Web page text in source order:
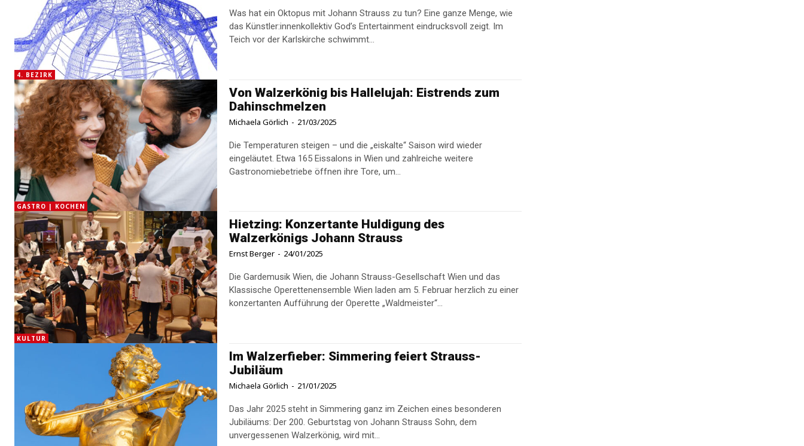
4. BEZIRK
Was hat ein Oktopus mit Johann Strauss zu tun? Eine ganze Menge, wie
das Künstler:innenkollektiv God’s Entertainment eindrucksvoll zeigt. Im
Teich vor der Karlskirche schwimmt...
GASTRO | KOCHEN
Von Walzerkönig bis Hallelujah: Eistrends zum
Dahinschmelzen
Michaela Görlich - 21/03/2025
Die Temperaturen steigen – und die „eiskalte“ Saison wird wieder
eingeläutet. Etwa 165 Eissalons in Wien und zahlreiche weitere
Gastronomiebetriebe öffnen ihre Tore, um...
KULTUR
Hietzing: Konzertante Huldigung des
Walzerkönigs Johann Strauss
Ernst Berger - 24/01/2025
Die Gardemusik Wien, die Johann Strauss-Gesellschaft Wien und das
Klassische Operettenensemble Wien laden am 5. Februar herzlich zu einer
konzertanten Aufführung der Operette „Waldmeister“...
Im Walzerfieber: Simmering feiert Strauss-
Jubiläum
Michaela Görlich - 21/01/2025
Das Jahr 2025 steht in Simmering ganz im Zeichen eines besonderen
Jubiläums: Der 200. Geburtstag von Johann Strauss Sohn, dem
unvergessenen Walzerkönig, wird mit...